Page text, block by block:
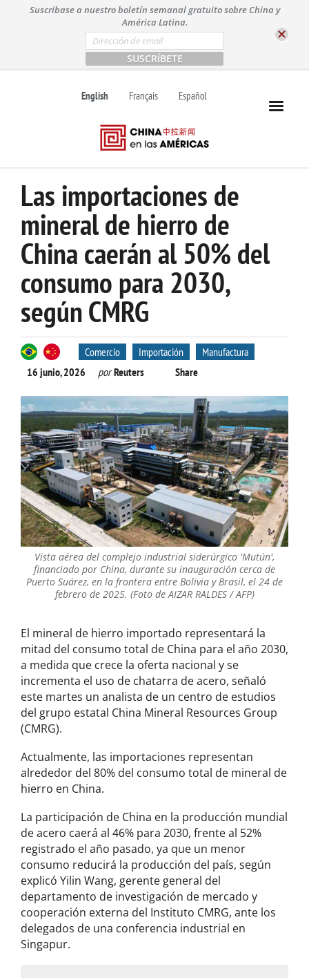
t
Suscríbase a nuestro boletín semanal gratuito sobre China y
América Latina.
E
m
a
i
*
English Français Español
Las importaciones de
mineral de hierro de
China caerán al 50% del
consumo para 2030,
según CMRG
Comercio Importación
Manufactura
16 junio, 2026
porReuters Share
Vista aérea del complejo industrial siderúrgico 'Mutún',
financiado por China, durante su inauguración cerca de
Puerto Suárez, en la frontera entre Bolivia y Brasil, el 24 de
febrero de 2025. (Foto de AIZAR RALDES / AFP)
El mineral de hierro importado representará la
mitad del consumo total de China para el año 2030,
a medida que crece la oferta nacional y se
incrementa el uso de chatarra de acero, señaló
este martes un analista de un centro de estudios
del grupo estatal China Mineral Resources Group
(CMRG).
Actualmente, las importaciones representan
alrededor del 80% del consumo total de mineral de
hierro en China.
La participación de China en la producción mundial
de acero caerá al 46% para 2030, frente al 52%
registrado el año pasado, ya que un menor
consumo reducirá la producción del país, según
explicó Yilin Wang, gerente general del
departamento de investigación de mercado y
cooperación externa del Instituto CMRG, ante los
delegados de una conferencia industrial en
Singapur.